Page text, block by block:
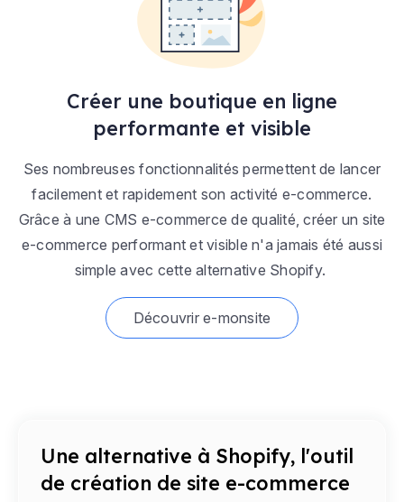
Créer une boutique en ligne
performante et visible
Ses nombreuses fonctionnalités permettent de lancer
facilement et rapidement son activité e-commerce.
Grâce à une CMS e-commerce de qualité, créer un site
e-commerce performant et visible n'a jamais été aussi
simple avec cette alternative Shopify.
Découvrir e-monsite
Une alternative à Shopify, l'outil
de création de site e-commerce